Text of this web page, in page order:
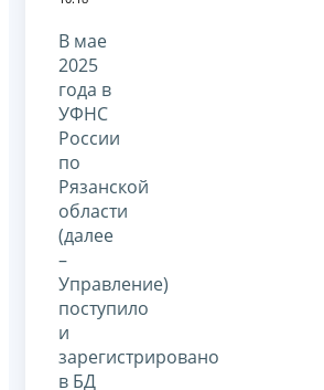
В мае
2025
года в
УФНС
России
по
Рязанской
области
(далее
–
Управление)
поступило
и
зарегистрировано
в БД